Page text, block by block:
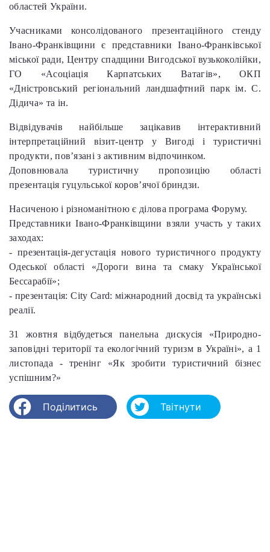
областей України.
Учасниками консолідованого презентаційного стенду
Івано-Франківщини є представники Івано-Франківської
міської ради, Центру спадщини Вигодської вузькоколійки,
ГО «Асоціація Карпатських Ватагів», ОКП
«Дністровський регіональний ландшафтний парк ім. С.
Дідича» та ін.
Відвідувачів найбільше зацікавив інтерактивний
інтерпретаційний візит-центр у Вигоді і туристичні
продукти, пов’язані з активним відпочинком.
Доповнювала туристичну пропозицію області
презентація гуцульської коров’ячої бриндзи.
Насиченою і різноманітною є ділова програма Форуму.
Представники Івано-Франківщини взяли участь у таких
заходах:
- презентація-дегустація нового туристичного продукту
Одеської області «Дороги вина та смаку Української
Бессарабії»;
- презентація: City Card: міжнародний досвід та українські
реалії.
31 жовтня відбудеться панельна дискусія «Природно-
заповідні території та екологічний туризм в Україні», а 1
листопада - тренінг «Як зробити туристичний бізнес
успішним?»
Поділитись Твітнути